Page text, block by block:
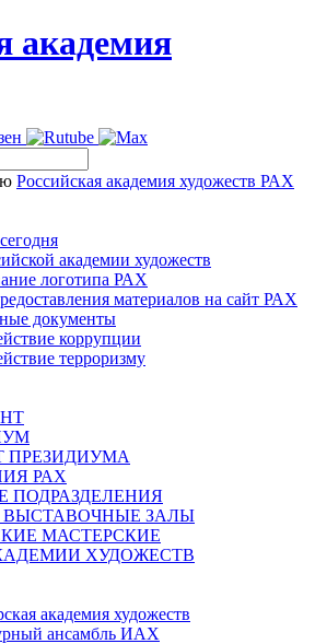
академия
Российская академия художеств РАХ
академии художеств
логотипа РАХ
материалов на сайт РАХ
документы
коррупции
терроризму
ПРЕЗИДИУМА
РАХ
ПОДРАЗДЕЛЕНИЯ
ВЫСТАВОЧНЫЕ ЗАЛЫ
МАСТЕРСКИЕ
ХУДОЖЕСТВ
академия художеств
ансамбль ИАХ